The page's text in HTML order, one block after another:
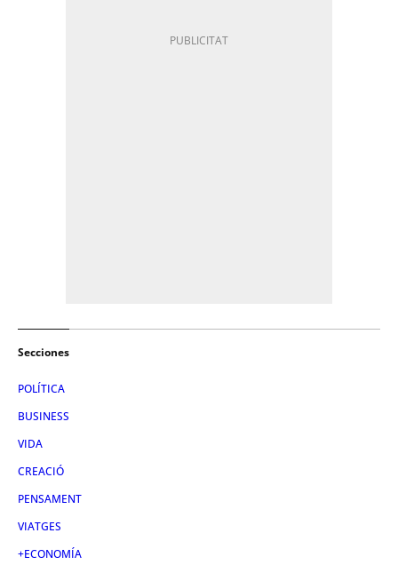
Secciones
POLÍTICA
BUSINESS
VIDA
CREACIÓ
PENSAMENT
VIATGES
+ECONOMÍA